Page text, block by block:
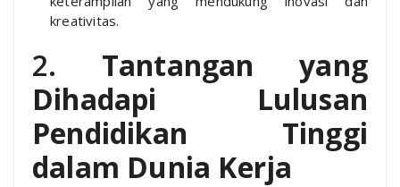
kreativitas.
2. Tantangan yang
Dihadapi Lulusan
Pendidikan Tinggi
dalam Dunia Kerja